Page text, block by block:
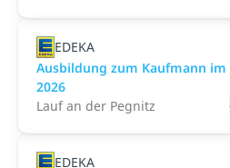
EDEKA
Ausbildung zum Kaufmann
2026
Lauf an der Pegnitz
EDEKA